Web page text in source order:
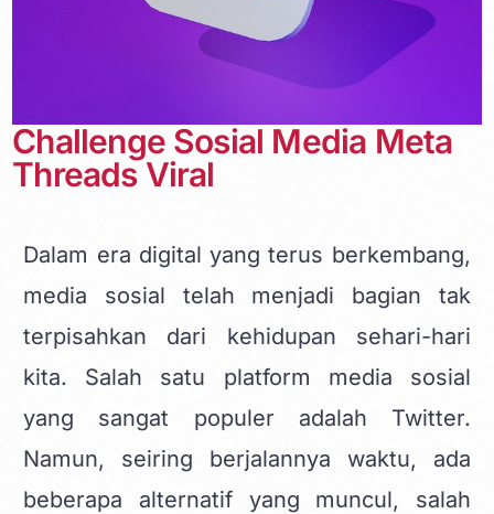
Challenge Sosial Media Meta
Threads Viral
Dalam era digital yang terus berkembang,
media sosial telah menjadi bagian tak
terpisahkan dari kehidupan sehari-hari
kita. Salah satu platform media sosial
yang sangat populer adalah Twitter.
Namun, seiring berjalannya waktu, ada
beberapa alternatif yang muncul, salah